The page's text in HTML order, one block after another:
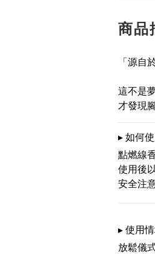
商品
「源自
這不是
才發現
▸ 如何
點燃線
使用後
安全注
▸ 使用
放鬆儀